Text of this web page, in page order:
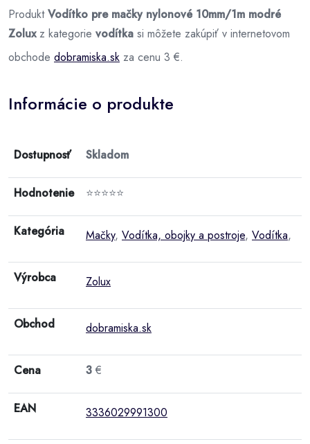
ProduktVodítko pre mačky nylonové 10mm/1m modré
Zoluxz kategorie vodítka si môžete zakúpiť v internetovom
obchode dobramiska.sk za cenu 3 €.
Informácie o produkte
Dostupnosť Skladom
Hodnotenie ⭐⭐⭐⭐⭐
Kategória Mačky, Vodítka, obojky a postroje, Vodítka,
Výrobca Zolux
Obchod dobramiska.sk
Cena 3 €
EAN 3336029991300